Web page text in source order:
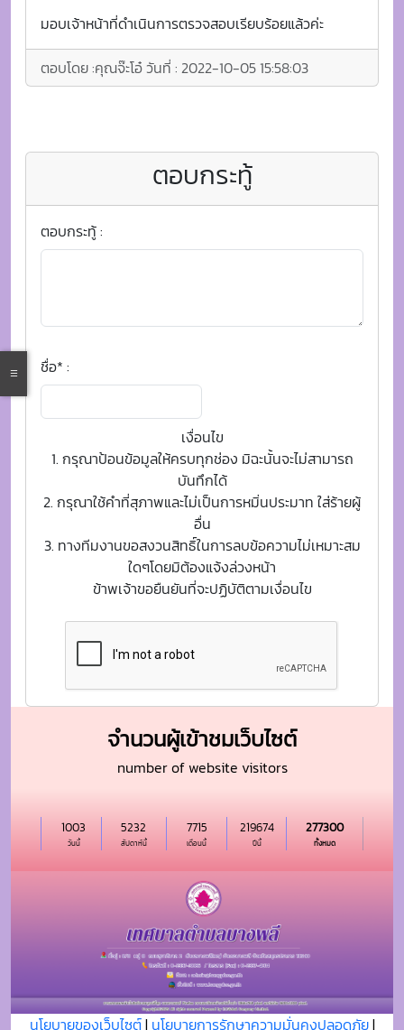
มอบเจ้าหน้าที่ดำเนินการตรวจสอบเรียบร้อยแล้วค่ะ
ตอบโดย :คุณจ๊ะโอ๋ วันที่ : 2022-10-05 15:58:03
ตอบกระทู้
ตอบกระทู้ :
ชื่อ* :
เงื่อนไข
1. กรุณาป้อนข้อมูลให้ครบทุกช่อง มิฉะนั้นจะไม่สามารถ
บันทึกได้
2. กรุณาใช้คำที่สุภาพและไม่เป็นการหมิ่นประมาท ใส่ร้ายผู้
อื่น
3. ทางทีมงานขอสงวนสิทธิ์ในการลบข้อความไม่เหมาะสม
ใดๆโดยมิต้องแจ้งล่วงหน้า
ข้าพเจ้าขอยืนยันที่จะปฏิบัติตามเงื่อนไข
จำนวนผู้เข้าชมเว็บไซต์
number of website visitors
วันนี้
1003
สัปดาห์นี้
5232
เดือนนี้
7715
ปีนี้
219674
ทั้งหมด
277300
นโยบายของเว็บไซต์| นโยบายการรักษาความมั่นคงปลอดภัย|